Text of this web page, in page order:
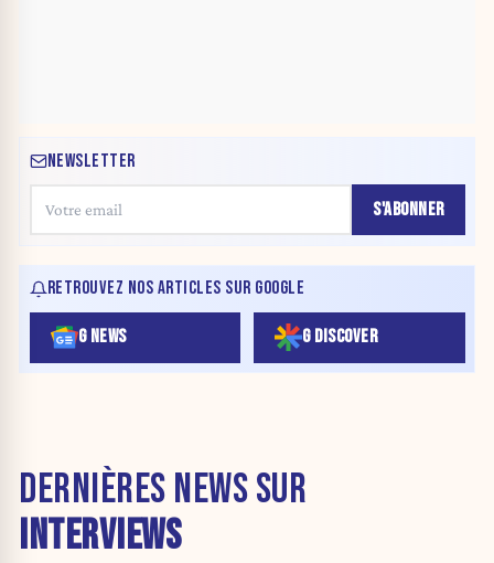
NEWSLETTER
S'ABONNER
RETROUVEZ NOS ARTICLES SUR GOOGLE
G NEWS G DISCOVER
DERNIÈRES NEWS SUR
INTERVIEWS